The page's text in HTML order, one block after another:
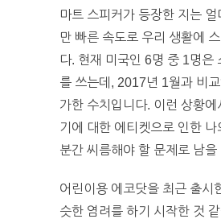
마트 스피커가 등장한 지는 얼
만 빠른 속도로 우리 생활에
다. 현재 미국인 6명 중 1명은
를 쓰는데, 2017년 1월과 비
가한 수치입니다. 이런 상황에
기에 대한 에티켓으로 인한
분간 씨름해야 할 문제로 남을
어린이용 에코닷을 최근 출시
슷한 염려를 하기 시작한 것